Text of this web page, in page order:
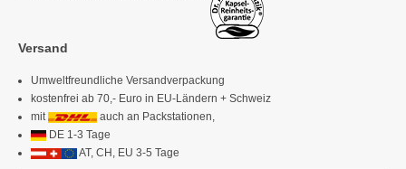
Versand
Umweltfreundliche Versandverpackung
kostenfrei ab 70,- Euro in EU-Ländern + Schweiz
mit
auch an Packstationen,
DE 1-3 Tage
AT, CH, EU 3-5 Tage